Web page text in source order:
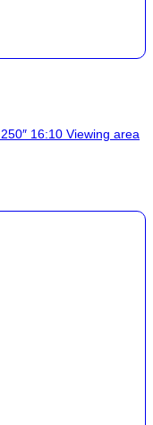
16:10 Viewing area